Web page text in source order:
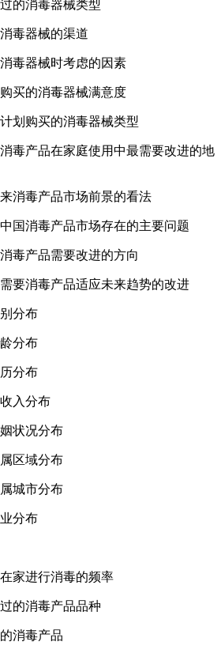
的消毒器械类型
毒器械的渠道
毒器械时考虑的因素
买的消毒器械满意度
划购买的消毒器械类型
毒产品在家庭使用中最需要改进的地
消毒产品市场前景的看法
国消毒产品市场存在的主要问题
毒产品需要改进的方向
要消毒产品适应未来趋势的改进
分布
分布
分布
入分布
状况分布
区域分布
城市分布
分布
家进行消毒的频率
的消毒产品品种
消毒产品